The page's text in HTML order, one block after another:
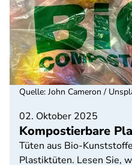
02. Oktober 2025
Kompostierbare
Tüten aus Bio-
Plastiktüten. Lesen Sie,
Quelle: John Cameron /